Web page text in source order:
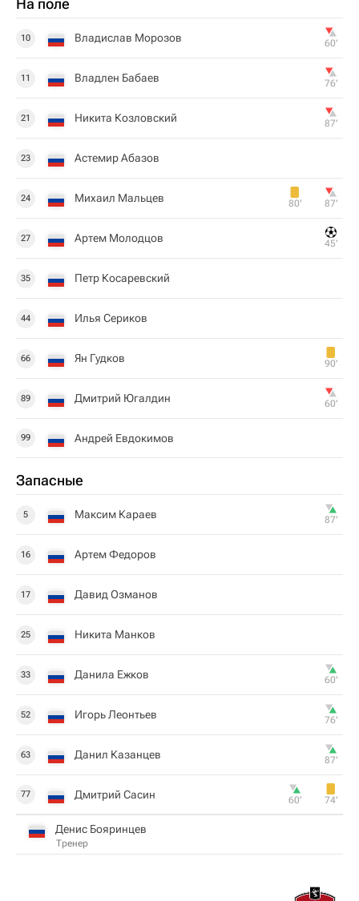
На поле
10 Владислав Морозов 60‎’‎
11 Владлен Бабаев 76‎’‎
21 Никита Козловский 87‎’‎
23 Астемир Абазов
24 Михаил Мальцев 80‎’‎ 87‎’‎
27 Артем Молодцов 45‎’‎
35 Петр Косаревский
44 Илья Сериков
66 Ян Гудков 90‎’‎
89 Дмитрий Югалдин 60‎’‎
99 Андрей Евдокимов
Запасные
5 Максим Караев 87‎’‎
16 Артем Федоров
17 Давид Озманов
25 Никита Манков
33 Данила Ежков 60‎’‎
52 Игорь Леонтьев 76‎’‎
63 Данил Казанцев 87‎’‎
77 Дмитрий Сасин 60‎’‎ 74‎’‎
Денис Бояринцев
Тренер